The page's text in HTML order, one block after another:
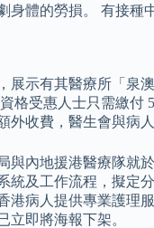
身體的勞損。 有接種
展示有其醫療所「泉
格受惠人士只需繳付
收費，醫生會與病人
與內地援港醫療隊就
統及工作流程，擬定
港病人提供專業護理
立即將海報下架。